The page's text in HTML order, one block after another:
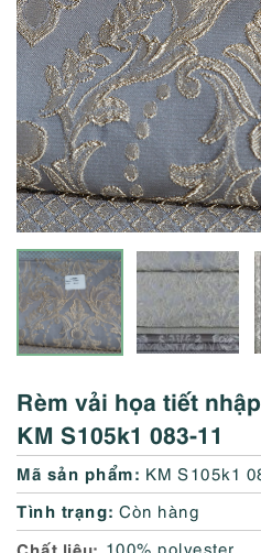
Rèm vải họa tiết
KM S105k1 083-11
Mã sản phẩm: KM S105k1
Tình trạng: Còn hàng
Chất liệu 100% polyester